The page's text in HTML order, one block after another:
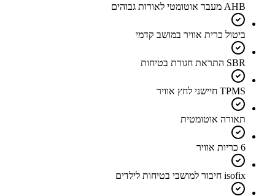
AHB מעבר אוטומטי לאורות גבוהים
ביטול כרית אוויר במושב קדמי
SBR התראת חגורת בטיחות
TPMS חיישני לחץ אוויר
תאורה אוטומטית
6 כריות אוויר
isofix חיבור למושבי בטיחות לילדים